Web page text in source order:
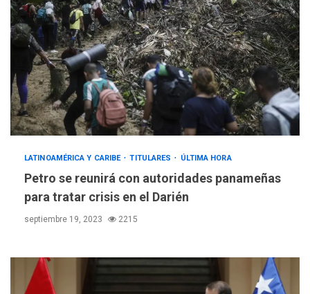
LATINOAMÉRICA Y CARIBE TITULARES ÚLTIMA HORA
Petro se reunirá con autoridades panameñas
para tratar crisis en el Darién
septiembre 19, 2023 2215